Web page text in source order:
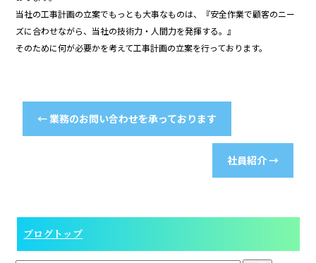
当社の工事計画の立案でもっとも大事なものは、『安全作業で顧客のニー
ズに合わせながら、当社の技術力・人間力を発揮する。』
そのために何が必要かを考えて工事計画の立案を行っております。
← 業務のお問い合わせを承っております
社員紹介→
ブログトップ